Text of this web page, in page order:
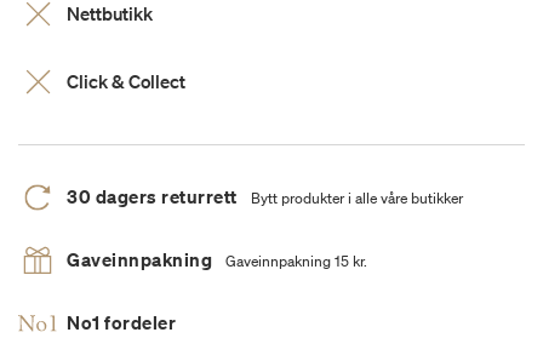
Nettbutikk
Click & Collect
30 dagers returrett Bytt produkter i alle våre butikker
Gaveinnpakning Gaveinnpakning 15 kr.
No1 fordeler